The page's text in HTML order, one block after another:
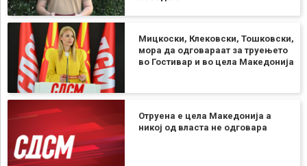
Мицкоски, Клековски, Тошковски,
мора да одговараат за труењето
во Гостивар и во цела Македонија
Отруена е цела Македонија а
никој од власта не одговара